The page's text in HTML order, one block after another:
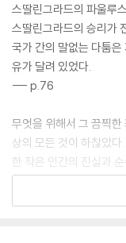
스딸린그라드의 파울루
스딸린그라드의 승리가
국가 간의 말없는 다툼
유가 달려 있었다.
--- p.76
무엇을 위해서 그 끔찍
상의 모든 것이 하찮았
한 작은 인간의 진실과
--- pp.358~359